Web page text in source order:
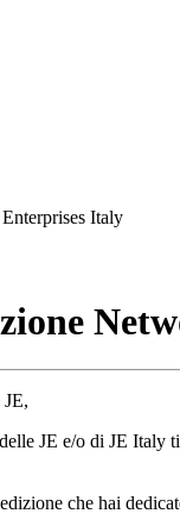
Italy
JE e/o di JE Italy
che hai